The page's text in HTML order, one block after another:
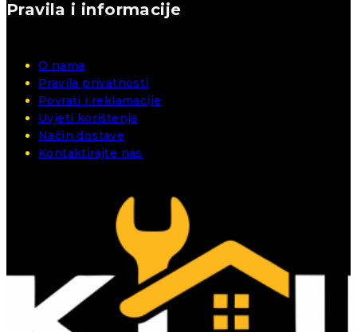
Pravila i informacije
O nama
Pravila privatnosti
Povrati i reklamacije
Uvjeti korištenja
Način dostave
Kontaktirajte nas